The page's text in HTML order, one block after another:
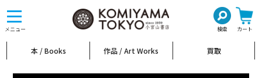
メニュー 検索 カート
toggle
navigation
本 / Books 作品 / Art Works 買取